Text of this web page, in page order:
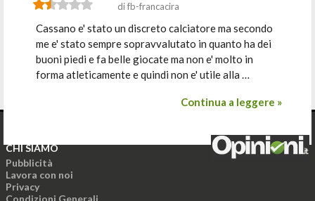
di fb-francacira
Cassano e' stato un discreto calciatore ma secondo
me e' stato sempre sopravvalutato in quanto ha dei
buoni piedi e fa belle giocate ma non e' molto in
forma atleticamente e quindi non e' utile alla …
Continua a leggere »
CHI SIAMO
Pubblicità
Lavora con noi
Privacy
Condizioni Generali